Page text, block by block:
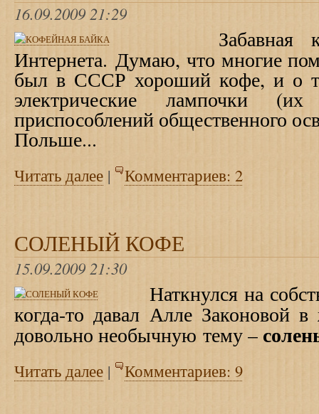
16.09.2009 21:29
Забавная
Интернета. Думаю, что многие
был в СССР хороший кофе, и о
электрические лампочки
приспособлений общественного
Польше...
Читать далее | Комментариев: 2
СОЛЕНЫЙ КОФЕ
15.09.2009 21:30
Наткнулся на
когда-то давал Алле Законовой в
довольно необычную тему –
Читать далее | Комментариев: 9